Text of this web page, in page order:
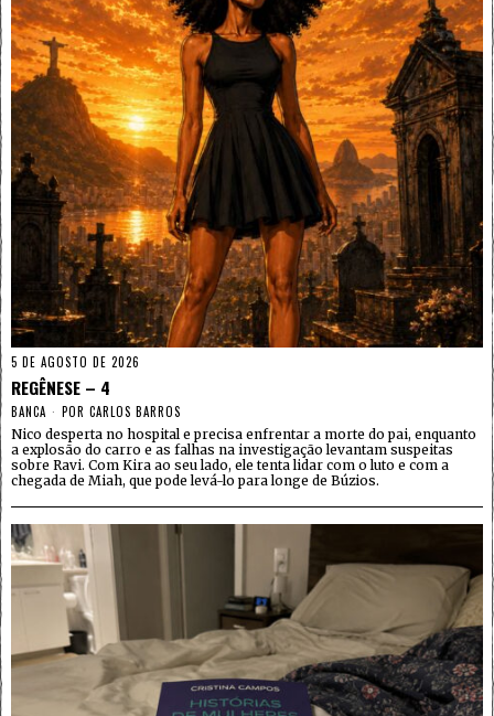
5 DE AGOSTO DE 2026
REGÊNESE – 4
BANCA POR CARLOS BARROS
Nico desperta no hospital e precisa enfrentar a morte do pai, enquanto
a explosão do carro e as falhas na investigação levantam suspeitas
sobre Ravi. Com Kira ao seu lado, ele tenta lidar com o luto e com a
chegada de Miah, que pode levá-lo para longe de Búzios.